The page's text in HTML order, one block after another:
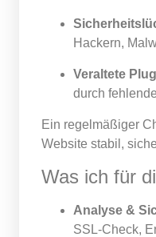
Hackern,
Veraltete
durch
Ein regelmäßiger
Website stabil,
Was ich für
Analyse &
SSL-Check,